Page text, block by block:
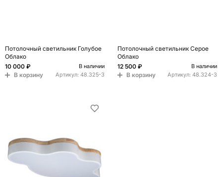
Потолочный светильник Голубое
Облако
10 000 ₽
В наличии
В корзину Артикул: 48.325-3
Потолочный светильник Серое
Облако
12 500 ₽
В наличии
В корзину Артикул: 48.324-3